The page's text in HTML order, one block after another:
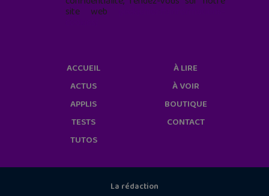
site web
ACCUEIL
ACTUS
APPLIS
TESTS
TUTOS
À LIRE
À VOIR
BOUTIQUE
CONTACT
La rédaction